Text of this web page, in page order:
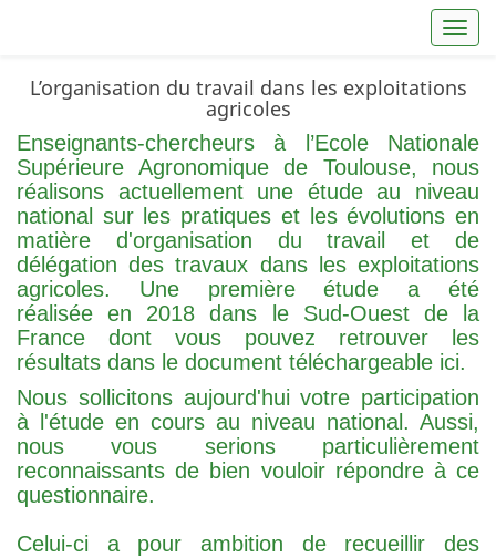
L’organisation du travail dans les exploitations
agricoles
Enseignants-chercheurs à l’Ecole Nationale
Supérieure Agronomique de Toulouse, nous
réalisons actuellement une étude au niveau
national sur les pratiques et les évolutions en
matière d'organisation du travail et de
délégation des travaux dans les exploitations
agricoles. Une première étude a été
réalisée en 2018 dans le Sud-Ouest de la
France dont vous pouvez retrouver les
résultats dans le document téléchargeable ici.
Nous sollicitons aujourd'hui votre participation
à l'étude en cours au niveau national. Aussi,
nous vous serions particulièrement
reconnaissants de bien vouloir répondre à ce
questionnaire.
Celui-ci a pour ambition de recueillir des